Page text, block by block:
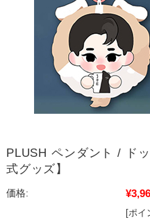
PLUSH ペンダント / ド
式グッズ】
価格:
[ポイ